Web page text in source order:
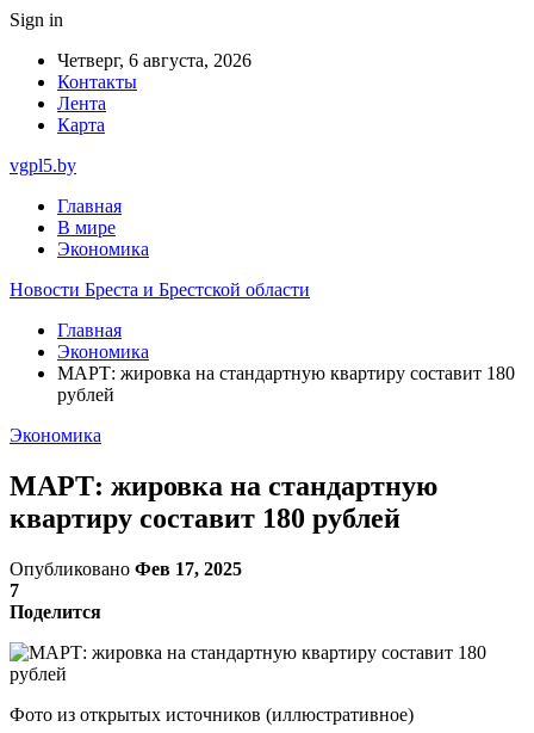
Sign in
Четверг, 6 августа, 2026
Контакты
Лента
Карта
vgpl5.by
Главная
В мире
Экономика
Новости Бреста и Брестской области
Главная
Экономика
МАРТ: жировка на стандартную квартиру составит 180
рублей
Экономика
МАРТ: жировка на стандартную
квартиру составит 180 рублей
Опубликовано Фев 17, 2025
7
Поделится
Фото из открытых источников (иллюстративное)